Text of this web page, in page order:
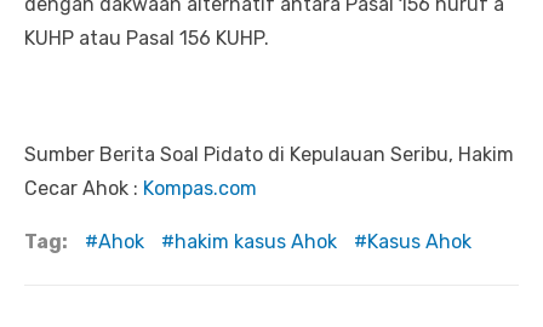
KUHP atau Pasal 156 KUHP.
Sumber Berita Soal Pidato di Kepulauan Seribu, Hakim
Cecar Ahok : Kompas.com
Tag: Ahok hakim kasus Ahok Kasus Ahok